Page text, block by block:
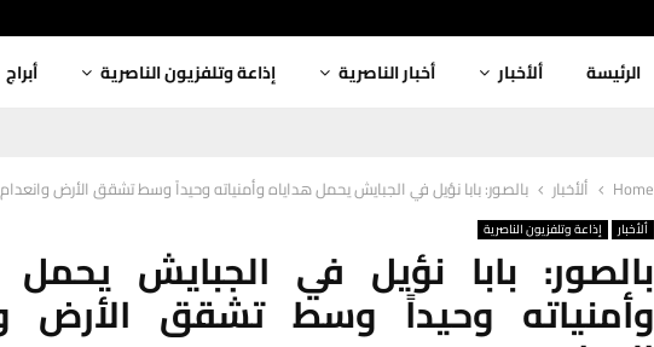
الرئيسة ألأخبار أخبار الناصرية إذاعة وتلفزيون الناصرية أبراج
Home ألأخبار بالصور: بابا نؤيل في الجبايش يحمل هداياه وأمنياته وحيداً وسط تشقق الأرض
ألأخبار إذاعة وتلفزيون الناصرية
بالصور: بابا نؤيل في الجبايش يحمل
وأمنياته وحيداً وسط تشقق الأرض